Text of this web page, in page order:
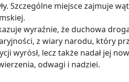
Szczególne miejsce zajmuje
wyraźnie, że duchowa droga
z wiary narodu, który
wyrósł, lecz także nadał jej
odwagi i nadziei.